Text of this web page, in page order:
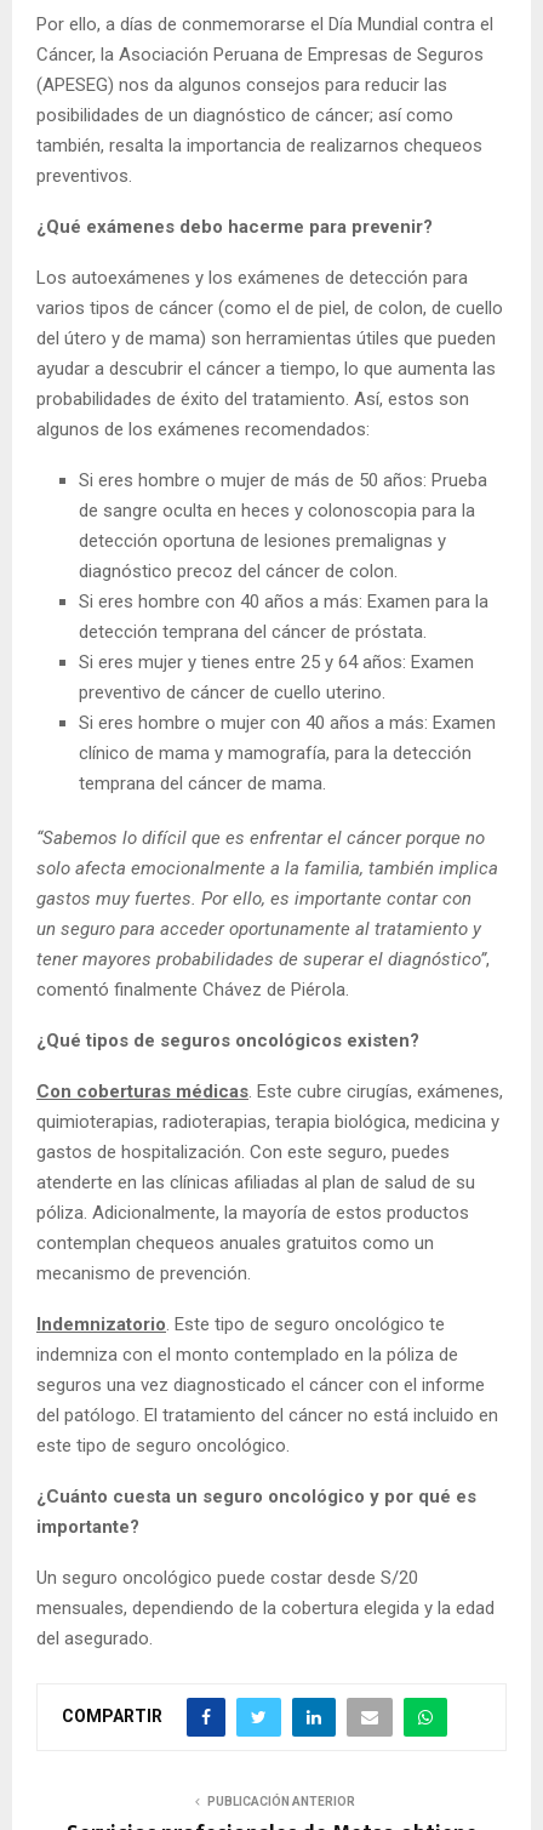
Por ello, a días de conmemorarse el Día Mundial contra el
Cáncer, la Asociación Peruana de Empresas de Seguros
(APESEG) nos da algunos consejos para reducir las
posibilidades de un diagnóstico de cáncer; así como
también, resalta la importancia de realizarnos chequeos
preventivos.
¿Qué exámenes debo hacerme para prevenir?
Los autoexámenes y los exámenes de detección para
varios tipos de cáncer (como el de piel, de colon, de cuello
del útero y de mama) son herramientas útiles que pueden
ayudar a descubrir el cáncer a tiempo, lo que aumenta las
probabilidades de éxito del tratamiento. Así, estos son
algunos de los exámenes recomendados:
Si eres hombre o mujer de más de 50 años: Prueba
de sangre oculta en heces y colonoscopia para la
detección oportuna de lesiones premalignas y
diagnóstico precoz del cáncer de colon.
Si eres hombre con 40 años a más: Examen para la
detección temprana del cáncer de próstata.
Si eres mujer y tienes entre 25 y 64 años: Examen
preventivo de cáncer de cuello uterino.
Si eres hombre o mujer con 40 años a más: Examen
clínico de mama y mamografía, para la detección
temprana del cáncer de mama.
“Sabemos lo difícil que es enfrentar el cáncer porque no
solo afecta emocionalmente a la familia, también implica
gastos muy fuertes. Por ello, es importante contar con
un seguro para acceder oportunamente al tratamiento y
tener mayores probabilidades de superar el diagnóstico”,
comentó finalmente Chávez de Piérola.
¿Qué tipos de seguros oncológicos existen?
Con coberturas médicas. Este cubre cirugías, exámenes,
quimioterapias, radioterapias, terapia biológica, medicina y
gastos de hospitalización. Con este seguro, puedes
atenderte en las clínicas afiliadas al plan de salud de su
póliza. Adicionalmente, la mayoría de estos productos
contemplan chequeos anuales gratuitos como un
mecanismo de prevención.
Indemnizatorio. Este tipo de seguro oncológico te
indemniza con el monto contemplado en la póliza de
seguros una vez diagnosticado el cáncer con el informe
del patólogo. El tratamiento del cáncer no está incluido en
este tipo de seguro oncológico.
¿Cuánto cuesta un seguro oncológico y por qué es
importante?
Un seguro oncológico puede costar desde S/20
mensuales, dependiendo de la cobertura elegida y la edad
del asegurado.
COMPARTIR
PUBLICACIÓN ANTERIOR